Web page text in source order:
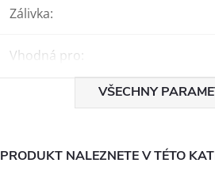
Zálivka:
Vhodná pro:
VŠECHNY
PRODUKT NALEZNETE V TÉTO